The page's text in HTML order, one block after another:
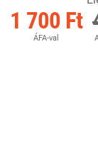
1 700 Ft
ÁFA-val